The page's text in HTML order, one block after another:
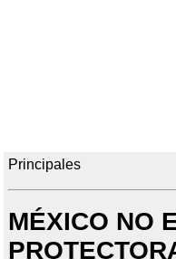
Principales
MÉXICO NO